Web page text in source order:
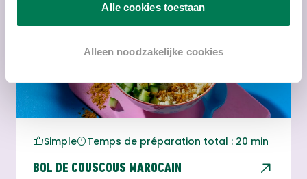
Alle cookies toestaan
Alleen noodzakelijke cookies
Simple
Temps de préparation total : 20 min
BOL DE COUSCOUS MAROCAIN